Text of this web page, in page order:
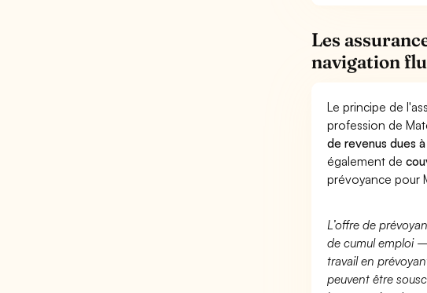
Les
navigation
Le principe de
profession de
de revenus dues
également de
prévoyance pour
L’offre de
de cumul emploi
travail en
peuvent être